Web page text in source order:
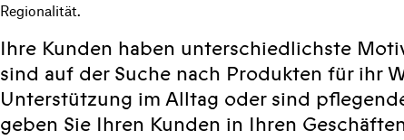
Regionalität.
Ihre Kunden haben unterschiedlichste
sind auf der Suche nach Produkten für ihr
Unterstützung im Alltag oder sind
geben Sie Ihren Kunden in Ihren